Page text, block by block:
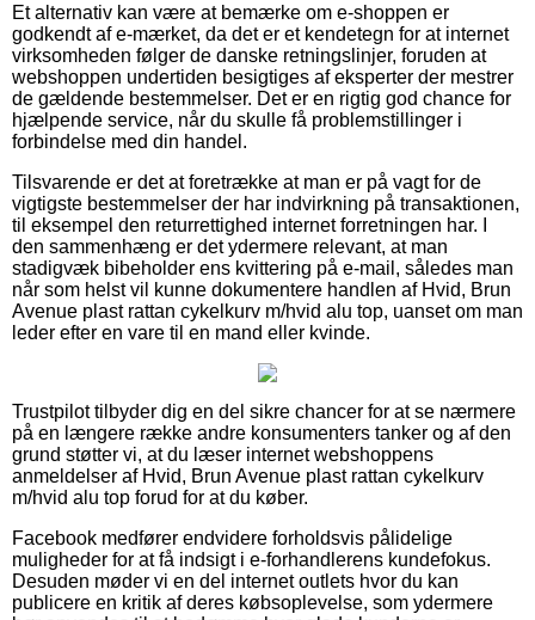
Et alternativ kan være at bemærke om e-shoppen er
godkendt af e-mærket, da det er et kendetegn for at internet
virksomheden følger de danske retningslinjer, foruden at
webshoppen undertiden besigtiges af eksperter der mestrer
de gældende bestemmelser. Det er en rigtig god chance for
hjælpende service, når du skulle få problemstillinger i
forbindelse med din handel.
Tilsvarende er det at foretrække at man er på vagt for de
vigtigste bestemmelser der har indvirkning på transaktionen,
til eksempel den returrettighed internet forretningen har. I
den sammenhæng er det ydermere relevant, at man
stadigvæk bibeholder ens kvittering på e-mail, således man
når som helst vil kunne dokumentere handlen af Hvid, Brun
Avenue plast rattan cykelkurv m/hvid alu top, uanset om man
leder efter en vare til en mand eller kvinde.
Trustpilot tilbyder dig en del sikre chancer for at se nærmere
på en længere række andre konsumenters tanker og af den
grund støtter vi, at du læser internet webshoppens
anmeldelser af Hvid, Brun Avenue plast rattan cykelkurv
m/hvid alu top forud for at du køber.
Facebook medfører endvidere forholdsvis pålidelige
muligheder for at få indsigt i e-forhandlerens kundefokus.
Desuden møder vi en del internet outlets hvor du kan
publicere en kritik af deres købsoplevelse, som ydermere